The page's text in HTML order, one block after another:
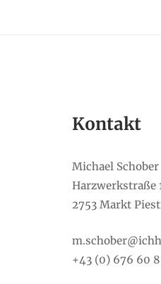
Kontakt
Michael Schober
Harzwerkstraße
2753 Markt
+43 (0) 676 60